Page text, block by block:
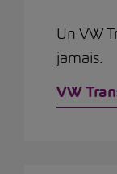
Un VW
jamais.
VW